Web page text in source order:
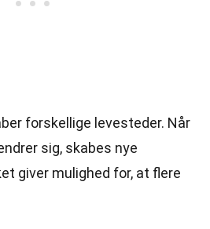
forskellige levesteder. Når
sig, skabes nye
giver mulighed for, at flere